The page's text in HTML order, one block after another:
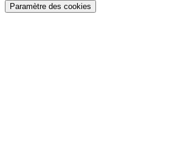
Paramètre des cookies